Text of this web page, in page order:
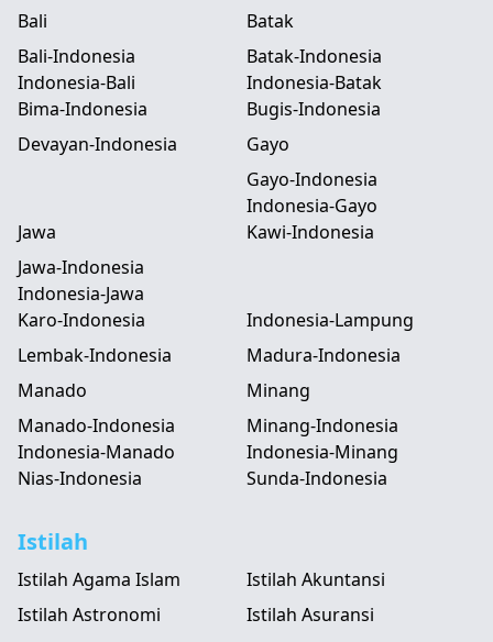
Bali
Bali-Indonesia
Indonesia-Bali
Batak
Batak-Indonesia
Indonesia-Batak
Bima-Indonesia
Bugis-Indonesia
Devayan-Indonesia
Gayo
Gayo-Indonesia
Indonesia-Gayo
Jawa
Jawa-Indonesia
Indonesia-Jawa
Kawi-Indonesia
Karo-Indonesia
Indonesia-Lampung
Lembak-Indonesia
Madura-Indonesia
Manado
Manado-Indonesia
Indonesia-Manado
Minang
Minang-Indonesia
Indonesia-Minang
Nias-Indonesia
Sunda-Indonesia
Istilah
Istilah Agama Islam
Istilah Akuntansi
Istilah Astronomi
Istilah Asuransi